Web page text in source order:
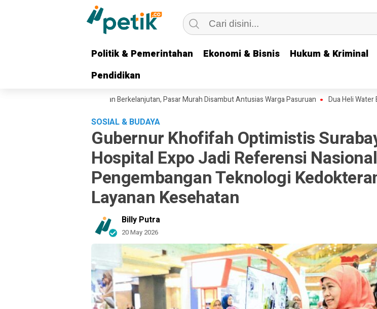
Politik & Pemerintahan Ekonomi & Bisnis Hukum & Kriminal
Pendidikan
Politik & Pemerintahan Ekonomi & Bisnis Hukum & Kriminal
Pendidikan
Harga Pangan Berkelanjutan, Pasar Murah Disambut Antusias Warga Pasuruan Dua Heli Water Bombing
SOSIAL & BUDAYA
Gubernur Khofifah Optimistis
Hospital Expo Jadi Referensi Nasional
Pengembangan Teknologi
Layanan Kesehatan
Billy Putra
20 May 2026